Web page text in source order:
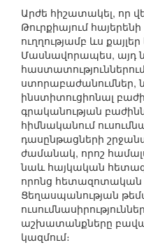
Արժե հիշատակել, որ
Թուրքիայում
ուղղությամբ ևս
Մասնավորապես,
ստորաբաժանումներ,
ինստիտուցիոնալ
գրականության
հիմնականում
դասընթացների
ժամանակ, որոշ
նաև հայկական
որոնց
Ցեղասպանության
աշխատանքները
կազմում։